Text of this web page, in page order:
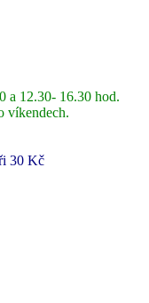
a 12.30- 16.30 hod.
víkendech.
30 Kč